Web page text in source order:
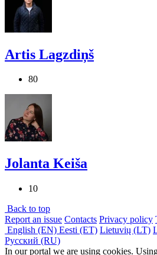
Artis Lagzdiņš
80
Jolanta Keiša
10
Back to top
Report an issue Contacts Privacy policy
English (EN) Eesti (ET) Lietuvių (LT)
Русский (RU)
In our portal we are using cookies.